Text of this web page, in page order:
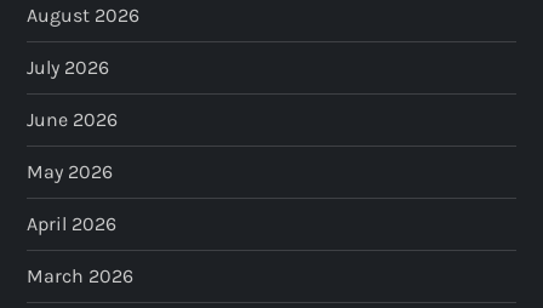
August 2026
July 2026
June 2026
May 2026
April 2026
March 2026